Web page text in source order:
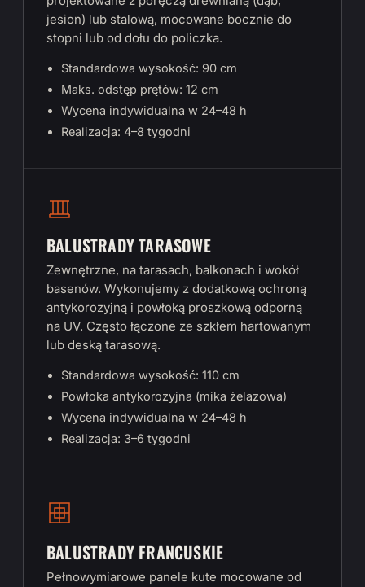
jesion) lub stalową, mocowane bocznie do
stopni lub od dołu do policzka.
Standardowa wysokość: 90 cm
Maks. odstęp prętów: 12 cm
Wycena indywidualna w 24–48 h
Realizacja: 4–8 tygodni
BALUSTRADY TARASOWE
Zewnętrzne, na tarasach, balkonach i wokół
basenów. Wykonujemy z dodatkową ochroną
antykorozyjną i powłoką proszkową odporną
na UV. Często łączone ze szkłem hartowanym
lub deską tarasową.
Standardowa wysokość: 110 cm
Powłoka antykorozyjna (mika żelazowa)
Wycena indywidualna w 24–48 h
Realizacja: 3–6 tygodni
BALUSTRADY FRANCUSKIE
Pełnowymiarowe panele kute mocowane od